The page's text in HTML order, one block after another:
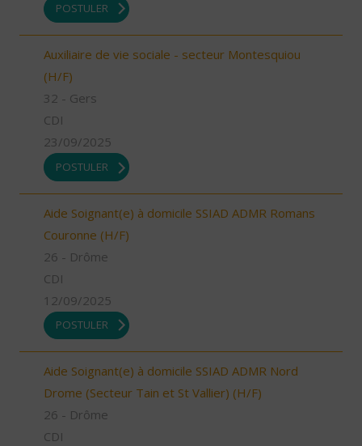
POSTULER
Auxiliaire de vie sociale - secteur Montesquiou
(H/F)
32 - Gers
CDI
23/09/2025
POSTULER
Aide Soignant(e) à domicile SSIAD ADMR Romans
Couronne (H/F)
26 - Drôme
CDI
12/09/2025
POSTULER
Aide Soignant(e) à domicile SSIAD ADMR Nord
Drome (Secteur Tain et St Vallier) (H/F)
26 - Drôme
CDI